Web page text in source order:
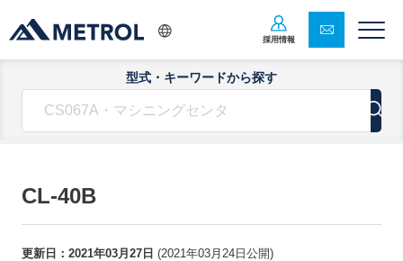
採用情報
型式・キーワードから探す
CL-40B
更新日： 2021年03月27日 (2021年03月24日 公開)